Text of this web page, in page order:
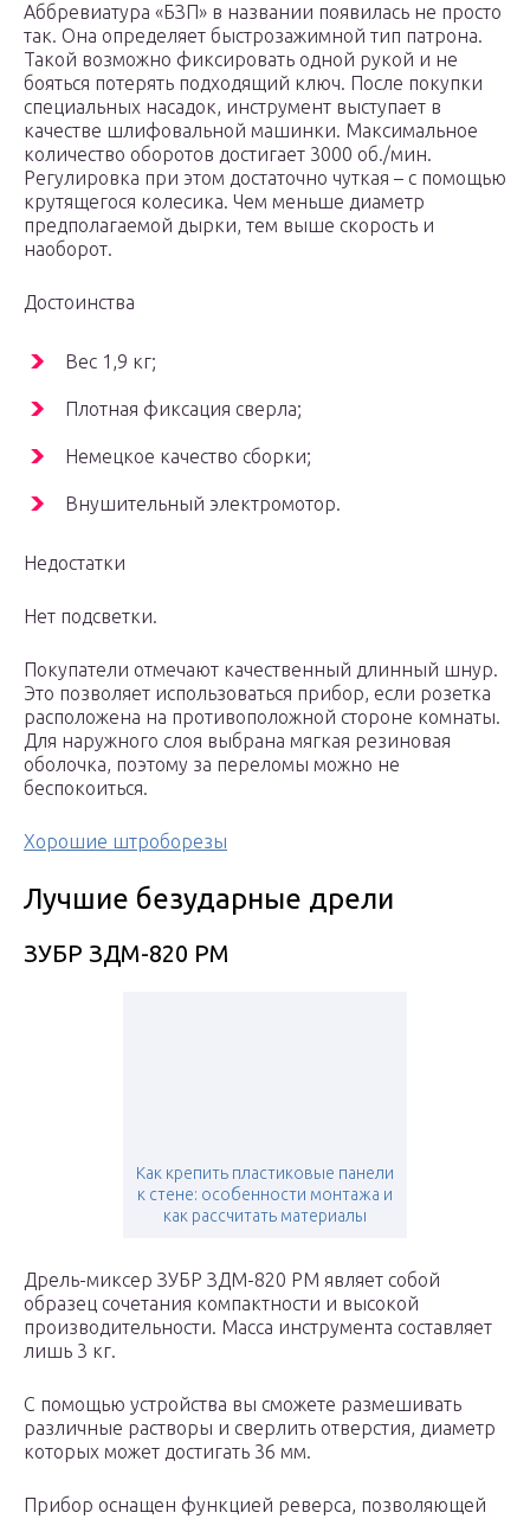
Аббревиатура «БЗП» в названии появилась не просто
так. Она определяет быстрозажимной тип патрона.
Такой возможно фиксировать одной рукой и не
бояться потерять подходящий ключ. После покупки
специальных насадок, инструмент выступает в
качестве шлифовальной машинки. Максимальное
количество оборотов достигает 3000 об./мин.
Регулировка при этом достаточно чуткая – с помощью
крутящегося колесика. Чем меньше диаметр
предполагаемой дырки, тем выше скорость и
наоборот.
Достоинства
Вес 1,9 кг;
Плотная фиксация сверла;
Немецкое качество сборки;
Внушительный электромотор.
Недостатки
Нет подсветки.
Покупатели отмечают качественный длинный шнур.
Это позволяет использоваться прибор, если розетка
расположена на противоположной стороне комнаты.
Для наружного слоя выбрана мягкая резиновая
оболочка, поэтому за переломы можно не
беспокоиться.
Хорошие штроборезы
Лучшие безударные дрели
ЗУБР ЗДМ-820 РМ
Как крепить пластиковые панели
к стене: особенности монтажа и
как рассчитать материалы
Дрель-миксер ЗУБР ЗДМ-820 РМ являет собой
образец сочетания компактности и высокой
производительности. Масса инструмента составляет
лишь 3 кг.
С помощью устройства вы сможете размешивать
различные растворы и сверлить отверстия, диаметр
которых может достигать 36 мм.
Прибор оснащен функцией реверса, позволяющей